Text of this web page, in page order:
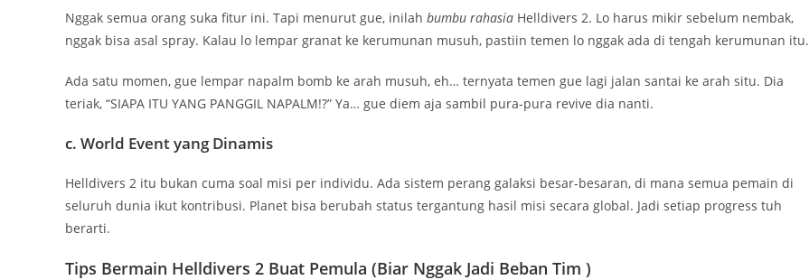
Nggak semua orang suka fitur ini. Tapi menurut gue, inilah bumbu rahasia Helldivers 2. Lo harus mikir sebelum nembak,
nggak bisa asal spray. Kalau lo lempar granat ke kerumunan musuh, pastiin temen lo nggak ada di tengah kerumunan itu.
Ada satu momen, gue lempar napalm bomb ke arah musuh, eh… ternyata temen gue lagi jalan santai ke arah situ. Dia
teriak, “SIAPA ITU YANG PANGGIL NAPALM!?” Ya… gue diem aja sambil pura-pura revive dia nanti.
c. World Event yang Dinamis
Helldivers 2 itu bukan cuma soal misi per individu. Ada sistem perang galaksi besar-besaran, di mana semua pemain di
seluruh dunia ikut kontribusi. Planet bisa berubah status tergantung hasil misi secara global. Jadi setiap progress tuh
berarti.
Tips Bermain Helldivers 2 Buat Pemula (Biar Nggak Jadi Beban Tim )